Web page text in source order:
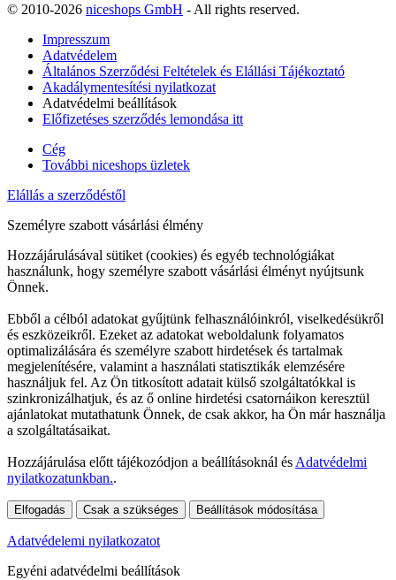
© 2010-2026 niceshops GmbH - All rights reserved.
Impresszum
Adatvédelem
Általános Szerződési Feltételek és Elállási Tájékoztató
Akadálymentesítési nyilatkozat
Adatvédelmi beállítások
Előfizetéses szerződés lemondása itt
Cég
További niceshops üzletek
Elállás a szerződéstől
Személyre szabott vásárlási élmény
Hozzájárulásával sütiket (cookies) és egyéb technológiákat
használunk, hogy személyre szabott vásárlási élményt nyújtsunk
Önnek.
Ebből a célból adatokat gyűjtünk felhasználóinkról, viselkedésükről
és eszközeikről. Ezeket az adatokat weboldalunk folyamatos
optimalizálására és személyre szabott hirdetések és tartalmak
megjelenítésére, valamint a használati statisztikák elemzésére
használjuk fel. Az Ön titkosított adatait külső szolgáltatókkal is
szinkronizálhatjuk, és az ő online hirdetési csatornáikon keresztül
ajánlatokat mutathatunk Önnek, de csak akkor, ha Ön már használja
a szolgáltatásaikat.
Hozzájárulása előtt tájékozódjon a beállításoknál és Adatvédelmi
nyilatkozatunkban..
Elfogadás Csak a szükséges Beállítások módosítása
Adatvédelemi nyilatkozatot
Egyéni adatvédelmi beállítások